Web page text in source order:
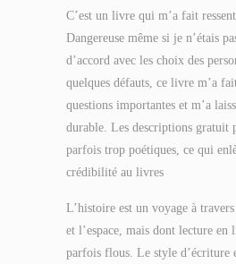
C’est un livre qui m’a fait
Dangereuse même si je n’étais
d’accord avec les choix des
quelques défauts, ce livre m’a
questions importantes et m’a
durable. Les descriptions gratuit
parfois trop poétiques, ce qui
crédibilité au livres
L’histoire est un voyage à
et l’espace, mais dont lecture en
parfois flous. Le style d’écriture